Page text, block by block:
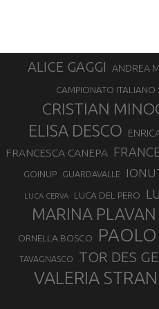
ALICE GAGGI ANDREA
CAMPIONATO ITALIANO
CRISTIAN
ELISA DESCO
FRANCESCA CANEPA
GOINUP GUARDAVALLE
LUCA CERVA LUCA DEL PERO
MARINA PLAVAN
ORNELLA BOSCO
TAVAGNASCO TOR DES
VALERIA